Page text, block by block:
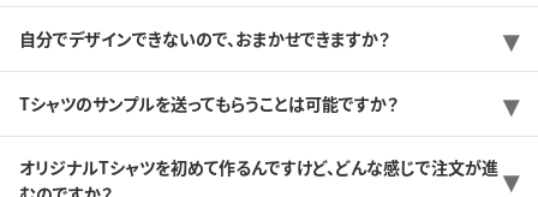
自分でデザインできないので、おまかせできますか？
Tシャツのサンプルを送ってもらうことは可能ですか？
オリジナルTシャツを初めて作るんですけど、どんな感じで注文が進